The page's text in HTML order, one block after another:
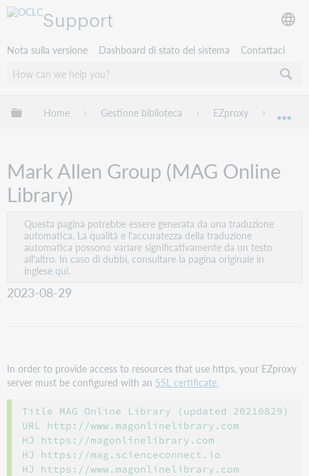
Support
Nota sulla versione Dashboard di stato del sistema Contattaci
Espandi/comprimi la gerarchia globale
Home Gestione biblioteca EZproxy
Mark Allen Group (MAG Online
Library)
Questa pagina potrebbe essere generata da una traduzione
automatica. La qualità e l'accuratezza della traduzione
automatica possono variare significativamente da un testo
all'altro. In caso di dubbi, consultare la pagina originale in
inglesequi.
2023-08-29
In order to provide access to resources that use https, your EZproxy
server must be configured with an SSL certificate.
Title MAG Online Library (updated 20210829)
URL http://www.magonlinelibrary.com
HJ https://magonlinelibrary.com
HJ https://mag.scienceconnect.io
HJ https://www.magonlinelibrary.com